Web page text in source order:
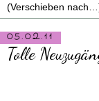
05.02.11
Tolle